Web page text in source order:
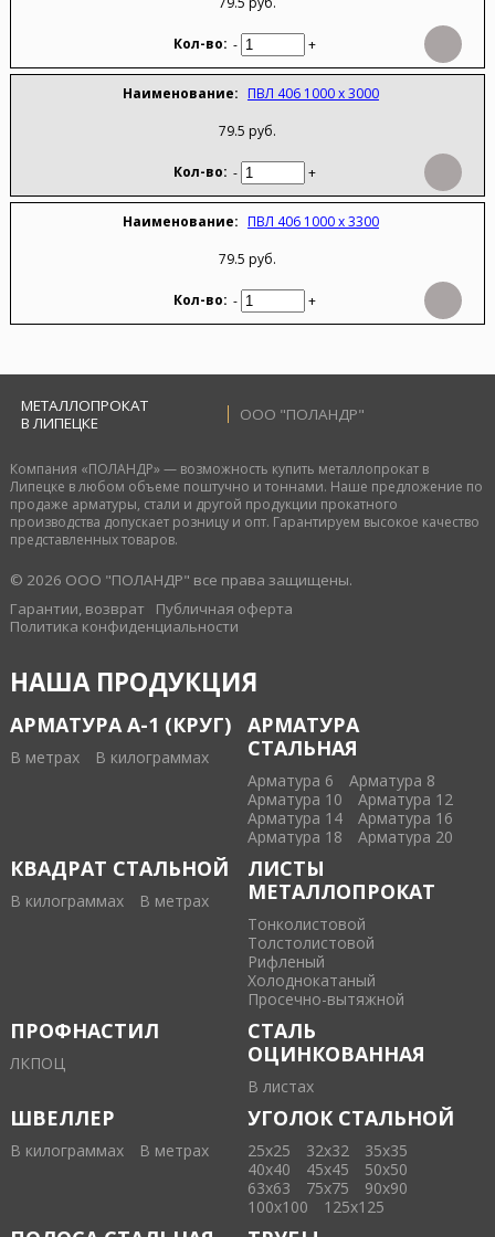
- +
ПВЛ 406 1000 х 3000
79.5 руб.
- +
ПВЛ 406 1000 х 3300
79.5 руб.
- +
МЕТАЛЛОПРОКАТ
В ЛИПЕЦКЕ
ООО "ПОЛАНДР"
Компания «ПОЛАНДР» — возможность купить металлопрокат в
Липецке в любом объеме поштучно и тоннами. Наше предложение по
продаже арматуры, стали и другой продукции прокатного
производства допускает розницу и опт. Гарантируем высокое качество
представленных товаров.
© 2026 ООО "ПОЛАНДР" все права защищены.
Гарантии, возврат
Публичная оферта
Политика конфиденциальности
НАША ПРОДУКЦИЯ
АРМАТУРА А-1 (КРУГ)
В метрах В килограммах
АРМАТУРА
СТАЛЬНАЯ
Арматура 6
Арматура 8
Арматура 10
Арматура 12
Арматура 14
Арматура 16
Арматура 18
Арматура 20
КВАДРАТ СТАЛЬНОЙ
В килограммах В метрах
ЛИСТЫ
МЕТАЛЛОПРОКАТ
Тонколистовой
Толстолистовой
Рифленый
Холоднокатаный
Проcечно-вытяжной
ПРОФНАСТИЛ
ЛКПОЦ
СТАЛЬ
ОЦИНКОВАННАЯ
В листах
ШВЕЛЛЕР
В килограммах В метрах
УГОЛОК СТАЛЬНОЙ
25х25 32х32
35х35
40х40
45х45
50х50
63х63
75х75
90х90
100х100
125х125